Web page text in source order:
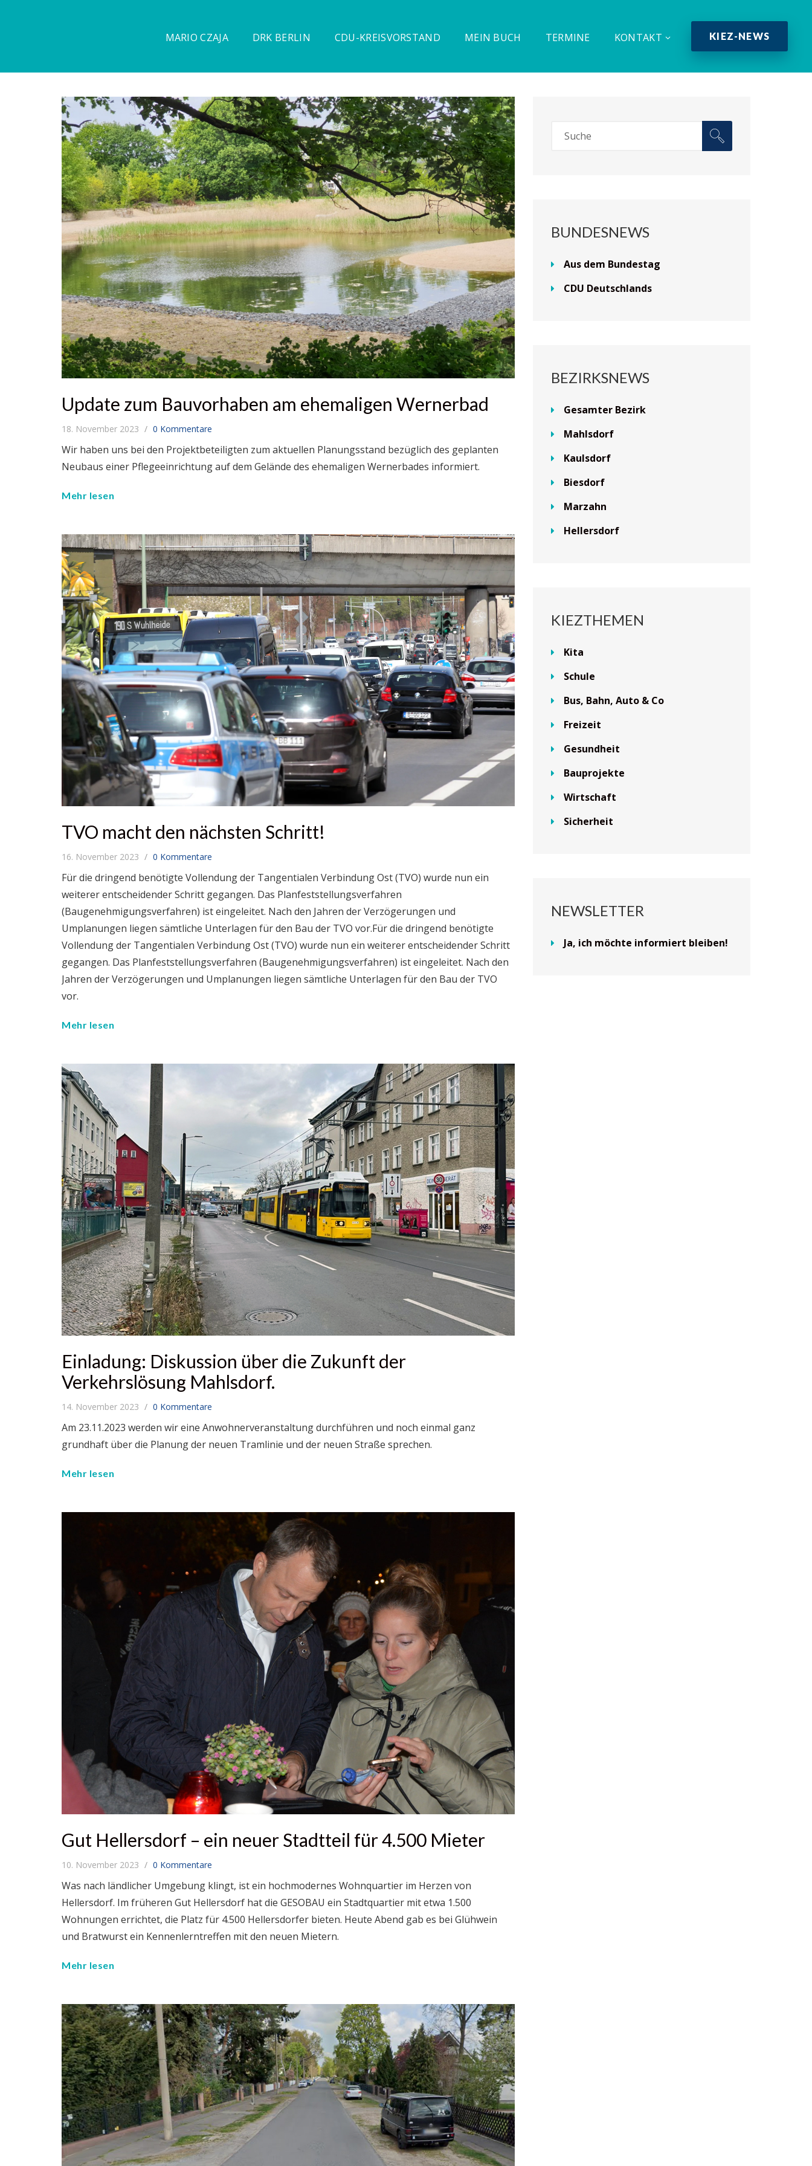
MARIO CZAJA DRK BERLIN CDU-KREISVORSTAND MEIN BUCH TERMINE KONTAKT KIEZ-NEWS
Update zum Bauvorhaben am ehemaligen Wernerbad
18. November 2023 0 Kommentare
Wir haben uns bei den Projektbeteiligten zum aktuellen Planungsstand bezüglich des geplanten
Neubaus einer Pflegeeinrichtung auf dem Gelände des ehemaligen Wernerbades informiert.
Mehr lesen
TVO macht den nächsten Schritt!
16. November 2023 0 Kommentare
Für die dringend benötigte Vollendung der Tangentialen Verbindung Ost (TVO) wurde nun ein
weiterer entscheidender Schritt gegangen. Das Planfeststellungsverfahren
(Baugenehmigungsverfahren) ist eingeleitet. Nach den Jahren der Verzögerungen und
Umplanungen liegen sämtliche Unterlagen für den Bau der TVO vor.Für die dringend benötigte
Vollendung der Tangentialen Verbindung Ost (TVO) wurde nun ein weiterer entscheidender Schritt
gegangen. Das Planfeststellungsverfahren (Baugenehmigungsverfahren) ist eingeleitet. Nach den
Jahren der Verzögerungen und Umplanungen liegen sämtliche Unterlagen für den Bau der TVO
vor.
Mehr lesen
Einladung: Diskussion über die Zukunft der
Verkehrslösung Mahlsdorf.
14. November 2023 0 Kommentare
Am 23.11.2023 werden wir eine Anwohnerveranstaltung durchführen und noch einmal ganz
grundhaft über die Planung der neuen Tramlinie und der neuen Straße sprechen.
Mehr lesen
Gut Hellersdorf – ein neuer Stadtteil für 4.500 Mieter
10. November 2023 0 Kommentare
Was nach ländlicher Umgebung klingt, ist ein hochmodernes Wohnquartier im Herzen von
Hellersdorf. Im früheren Gut Hellersdorf hat die GESOBAU ein Stadtquartier mit etwa 1.500
Wohnungen errichtet, die Platz für 4.500 Hellersdorfer bieten. Heute Abend gab es bei Glühwein
und Bratwurst ein Kennenlerntreffen mit den neuen Mietern.
Mehr lesen
BUNDESNEWS
Aus dem Bundestag
CDU Deutschlands
BEZIRKSNEWS
Gesamter Bezirk
Mahlsdorf
Kaulsdorf
Biesdorf
Marzahn
Hellersdorf
KIEZTHEMEN
Kita
Schule
Bus, Bahn, Auto & Co
Freizeit
Gesundheit
Bauprojekte
Wirtschaft
Sicherheit
NEWSLETTER
Ja, ich möchte informiert bleiben!